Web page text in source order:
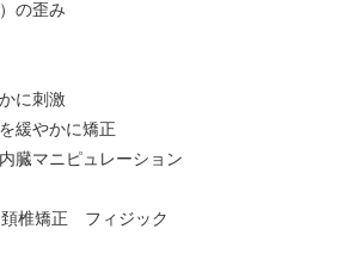
の歪み
に刺激
緩やかに矯正
臓マニピュレーション